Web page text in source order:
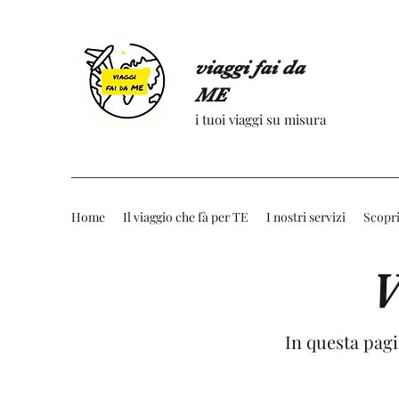
viaggi fai da
ME
i tuoi viaggi su misura
Home Il viaggio che fà per TE I nostri servizi
In questa